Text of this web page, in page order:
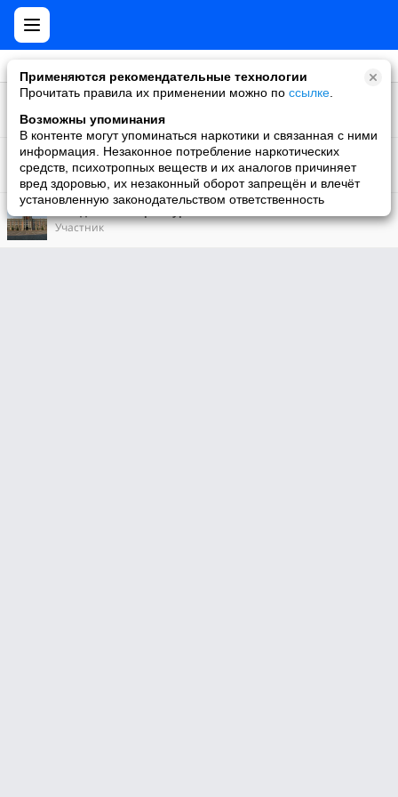
Применяются рекомендательные технологии
Прочитать правила их применении можно по ссылке
Возможны упоминания
В контенте могут упоминаться наркотики и связанная с ними
информация. Незаконное потребление наркотических
средств, психотропных веществ и их аналогов причиняет
вред здоровью, их незаконный оборот запрещён и влечёт
установленную законодательством ответственность
VV Орден
Участник
Вестник Android
Участник
Сегодня в Екатеринбурге
Участник